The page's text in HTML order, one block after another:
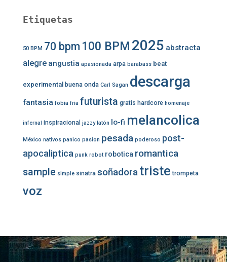
Etiquetas
50 BPM 70 bpm 100 BPM 2025 abstracta
alegre angustia apasionada arpa barabass beat
experimental buena onda Carl Sagan descarga
fantasia fobia fria futurista gratis hardcore homenaje
infernal inspiracional jazzy latón lo-fi melancolica
México nativos panico pasion pesada poderoso post-
apocaliptica punk robot robotica romantica
sample simple sinatra soñadoratriste trompeta
voz